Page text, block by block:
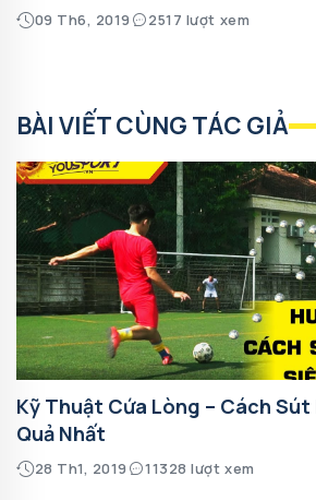
09 Th6, 2019 2517 lượt xem
BÀI VIẾT CÙNG TÁC GIẢ
Kỹ Thuật Cứa Lòng – Cách Sút
Quả Nhất
28 Th1, 2019 11328 lượt xem